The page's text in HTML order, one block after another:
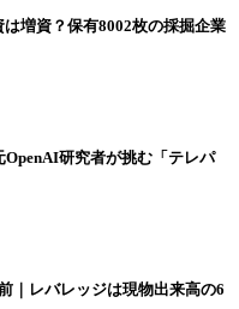
増資？保有8002枚の採掘企業
研究者が挑む「テレパ
｜レバレッジは現物出来高の6